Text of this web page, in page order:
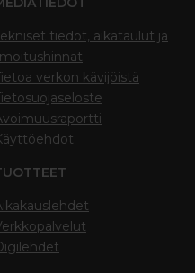
tiedot, aikataulut ja
verkon kävijöistä